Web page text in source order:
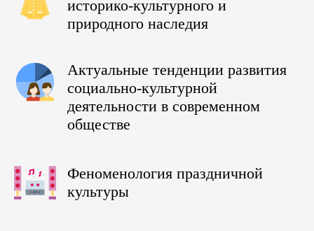
историко-культурного и
природного наследия
Актуальные тенденции развития
социально-культурной
деятельности в современном
обществе
Феноменология праздничной
культуры